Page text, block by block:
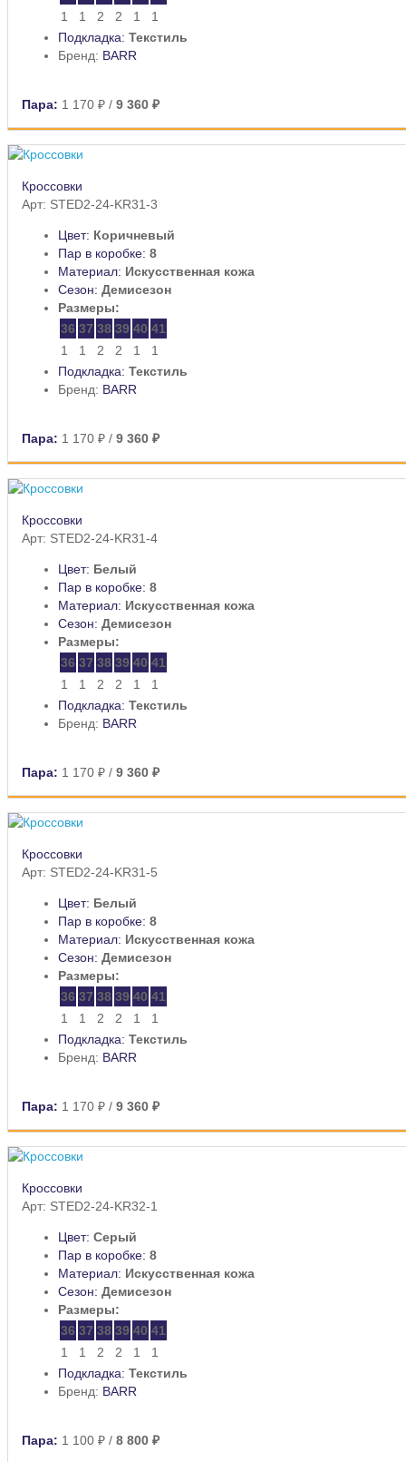
1
1 2 2 1
1
Подкладка: Текстиль
Бренд: BARR
Пара: 1 170 ₽ / 9 360 ₽
Кроссовки
Арт: STED2-24-KR31-3
Цвет: Коричневый
Пар в коробке: 8
Материал: Искусственная кожа
Сезон: Демисезон
Размеры:
36 37 38 39 40 41
1
1 2 2 1
1
Подкладка: Текстиль
Бренд: BARR
Пара: 1 170 ₽ / 9 360 ₽
Кроссовки
Арт: STED2-24-KR31-4
Цвет: Белый
Пар в коробке: 8
Материал: Искусственная кожа
Сезон: Демисезон
Размеры:
36 37 38 39 40 41
1
1 2 2 1
1
Подкладка: Текстиль
Бренд: BARR
Пара: 1 170 ₽ / 9 360 ₽
Кроссовки
Арт: STED2-24-KR31-5
Цвет: Белый
Пар в коробке: 8
Материал: Искусственная кожа
Сезон: Демисезон
Размеры:
36 37 38 39 40 41
1
1 2 2 1
1
Подкладка: Текстиль
Бренд: BARR
Пара: 1 170 ₽ / 9 360 ₽
Кроссовки
Арт: STED2-24-KR32-1
Цвет: Серый
Пар в коробке: 8
Материал: Искусственная кожа
Сезон: Демисезон
Размеры:
36 37 38 39 40 41
1
1 2 2 1
1
Подкладка: Текстиль
Бренд: BARR
Пара: 1 100 ₽ / 8 800 ₽